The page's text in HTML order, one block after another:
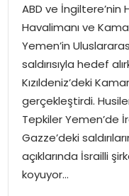
SAĞLIK
MAGAZIN
YAŞAM
ABD ve İngiltere’nin
Havalimanı ve
Yemen’in
saldırısıyla hedef
Kızıldeniz’deki
gerçekleştirdi.
Tepkiler Yemen’de
Gazze’deki
açıklarında İsrailli
koyuyor…